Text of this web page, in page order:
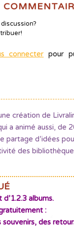
connecter pour
création de
a animé aussi, de
partage d’idées
des
albums.
:
souvenirs, des